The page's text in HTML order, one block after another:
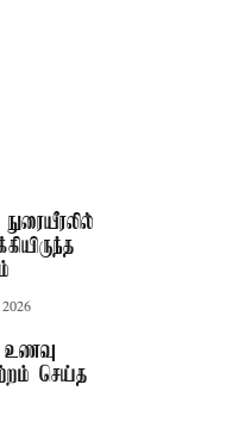
நுரையீரலில்
உணவு
செய்த